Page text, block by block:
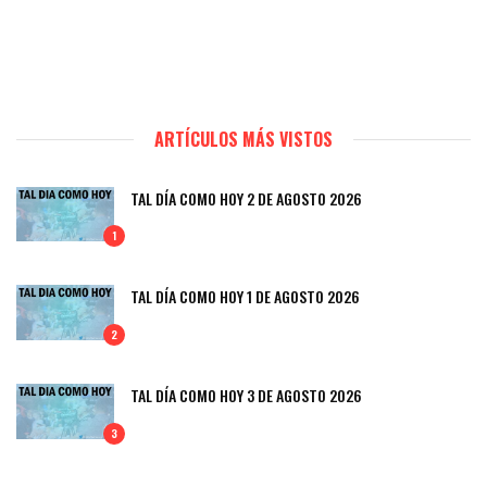
ARTÍCULOS MÁS VISTOS
1
TAL DÍA COMO HOY 2 DE AGOSTO 2026
2
TAL DÍA COMO HOY 1 DE AGOSTO 2026
3
TAL DÍA COMO HOY 3 DE AGOSTO 2026